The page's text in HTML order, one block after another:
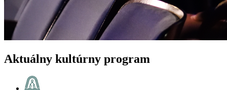
Aktuálny kultúrny program